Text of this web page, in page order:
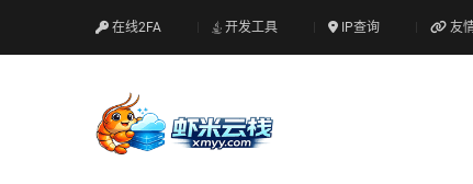
在线2FA 开发工具 IP查询 友